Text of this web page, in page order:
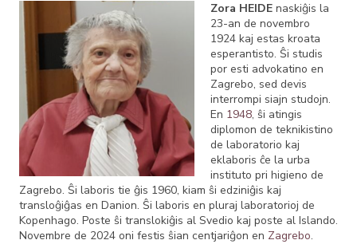
Zora HEIDEnaskiĝis la
23-an de novembro
1924 kaj estas kroata
esperantisto. Ŝi studis
por esti advokatino en
Zagrebo, sed devis
interrompi siajn studojn.
En 1948, ŝi atingis
diplomon de teknikistino
de laboratorio kaj
eklaboris ĉe la urba
instituto pri higieno de
Zagrebo. Ŝi laboris tie ĝis 1960, kiam ŝi edziniĝis kaj
transloĝiĝas en Danion. Ŝi laboris en pluraj laboratorioj de
Kopenhago. Poste ŝi translokiĝis al Svedio kaj poste al Islando.
Novembre de 2024 oni festis ŝian centjariĝon en Zagrebo.